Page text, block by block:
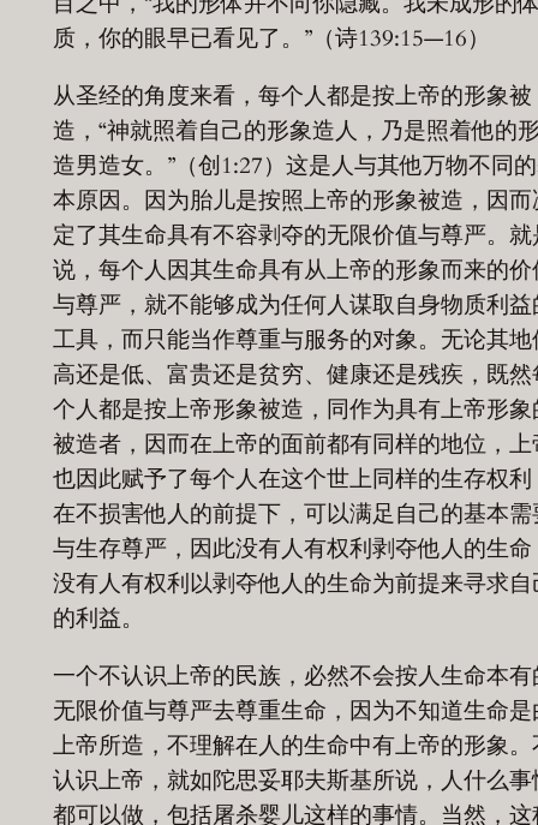
质，你的眼早已看见了。”（诗139:15—16）
从圣经的角度来看，每个人都是按上帝的形象被
造，“神就照着自己的形象造人，乃是照着他的
造男造女。”（创1:27）这是人与其他万物不同
本原因。因为胎儿是按照上帝的形象被造，因而
定了其生命具有不容剥夺的无限价值与尊严。就
说，每个人因其生命具有从上帝的形象而来的价
与尊严，就不能够成为任何人谋取自身物质利益
工具，而只能当作尊重与服务的对象。无论其地
高还是低、富贵还是贫穷、健康还是残疾，既然
个人都是按上帝形象被造，同作为具有上帝形象
被造者，因而在上帝的面前都有同样的地位，上
也因此赋予了每个人在这个世上同样的生存权利
在不损害他人的前提下，可以满足自己的基本需
与生存尊严，因此没有人有权利剥夺他人的生命
没有人有权利以剥夺他人的生命为前提来寻求自
的利益。
一个不认识上帝的民族，必然不会按人生命本有
无限价值与尊严去尊重生命，因为不知道生命是
上帝所造，不理解在人的生命中有上帝的形象。
认识上帝，就如陀思妥耶夫斯基所说，人什么事
都可以做，包括屠杀婴儿这样的事情。当然，这